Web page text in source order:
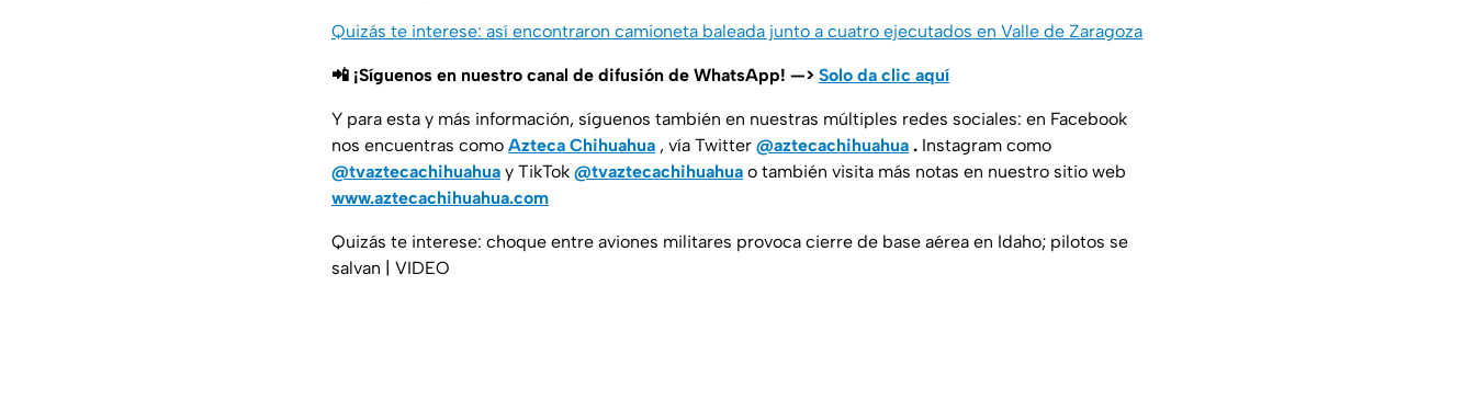
Quizás te interese: así encontraron camioneta baleada junto a cuatro ejecutados en Valle de Zaragoza
📲 ¡Síguenos en nuestro canal de difusión de WhatsApp! —> Solo da clic aquí
Y para esta y más información, síguenos también en nuestras múltiples redes sociales: en Facebook
nos encuentras como Azteca Chihuahua , vía Twitter @aztecachihuahua . Instagram como
@tvaztecachihuahua y TikTok @tvaztecachihuahua o también visita más notas en nuestro sitio web
www.aztecachihuahua.com
Quizás te interese: choque entre aviones militares provoca cierre de base aérea en Idaho; pilotos se
salvan | VIDEO